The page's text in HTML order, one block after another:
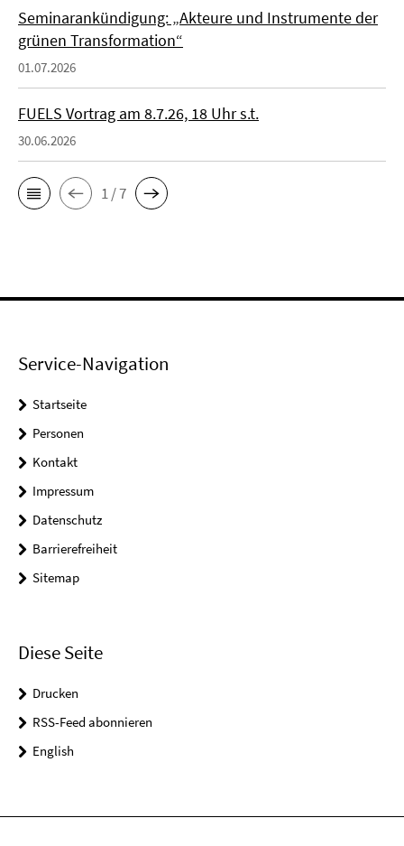
Seminarankündigung: „Akteure und Instrumente der
grünen Transformation“
01.07.2026
FUELS Vortrag am 8.7.26, 18 Uhr s.t.
30.06.2026
1 / 7
Service-Navigation
Startseite
Personen
Kontakt
Impressum
Datenschutz
Barrierefreiheit
Sitemap
Diese Seite
Drucken
RSS-Feed abonnieren
English